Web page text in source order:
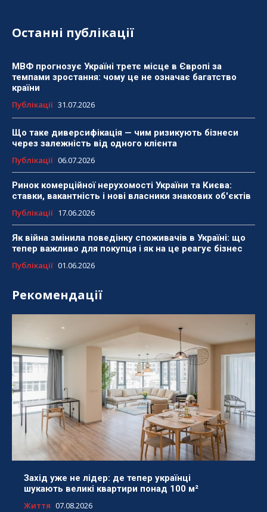
Останні публікації
МВФ прогнозує Україні третє місце в Європі за
темпами зростання: чому це не означає багатство
країни
Публікації 31.07.2026
Що таке диверсифікація — чим ризикують бізнеси
через залежність від одного клієнта
Публікації 06.07.2026
Ринок комерційної нерухомості України та Києва:
ставки, вакантність і нові власники знакових об'єктів
Публікації 17.06.2026
Як війна змінила поведінку споживачів в Україні: що
тепер важливо для покупця і як на це реагує бізнес
Публікації 01.06.2026
Рекомендації
Захід уже не лідер: де тепер українці
шукають великі квартири понад 100 м²
Життя 07.08.2026